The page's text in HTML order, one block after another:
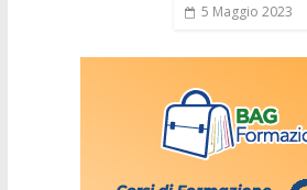
5 Maggio 2023